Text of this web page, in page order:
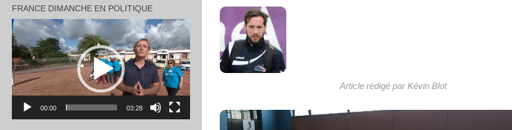
Article rédigé par Kévin Blot
FRANCE DIMANCHE EN POLITIQUE
Lecteur
vidéo
00:00 03:28